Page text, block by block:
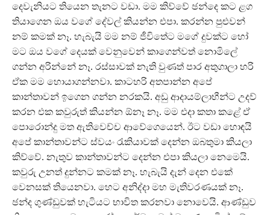
දෙවැනියට තියෙන තැනට වඩා. මම කිව්වේ ඡන්දෙ කට ළග
තියාගෙන ඔය වගේ දේවල් කියන්න එපා. කරන්න පුළුවන්
නම් කමක් නෑ. හැබැයි මම නම් ජීවිතේට මගේ දුවක්ට හෝ
මට ඔය වගේ දෙයක් වෙනුවෙන් කාගෙන්වත් නොමිලේ
ගන්න අරින්නේ නෑ. රස්සාවක් නැති වුණත් පාර අතුගාලා හරි
ඒක මම හොයාගන්නවා. කාටහරි අතපාන්න අපේ
කාන්තාවන් ඉගෙන ගන්න නරකයි. අඩු ආදායම්ලාභීන්ට උදව්
කරන එක කවුරුත් කියන්න ඕනෑ නෑ. මම එදා කතා කළේ ඒ
පොරොන්දු මත ඇතිවෙච්ච ආවේගෙයෙන්. ඊට වඩා හොඳයි
අපේ කාන්තාවන්ට ස්වයං රැකියාවක් දෙන්න ඔබතුමා කියලා
කිව්වේ. නැතුව කාන්තාවන්ට දෙන්න එපා කියලා නෙමෙයි.
කවුරු උනත් දුන්නට කමක් නෑ. හැබැයි දැන් දෙන එකේ
වෙනසක් තියෙනවා. හෙට අනිද්දා මහ මැතිවරණයක් නෑ.
ඡන්ද ගුණ්ඩුවක් හැටියට භාවිත කරනවා නොවෙයි. ආණ්ඩුව